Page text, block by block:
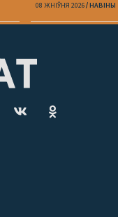
08 ЖНІЎНЯ 2026 НАВІНЫ